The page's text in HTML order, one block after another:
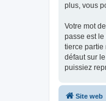
plus, vous
Votre mot
passe est le
tierce partie
défaut sur
puissiez
Site web